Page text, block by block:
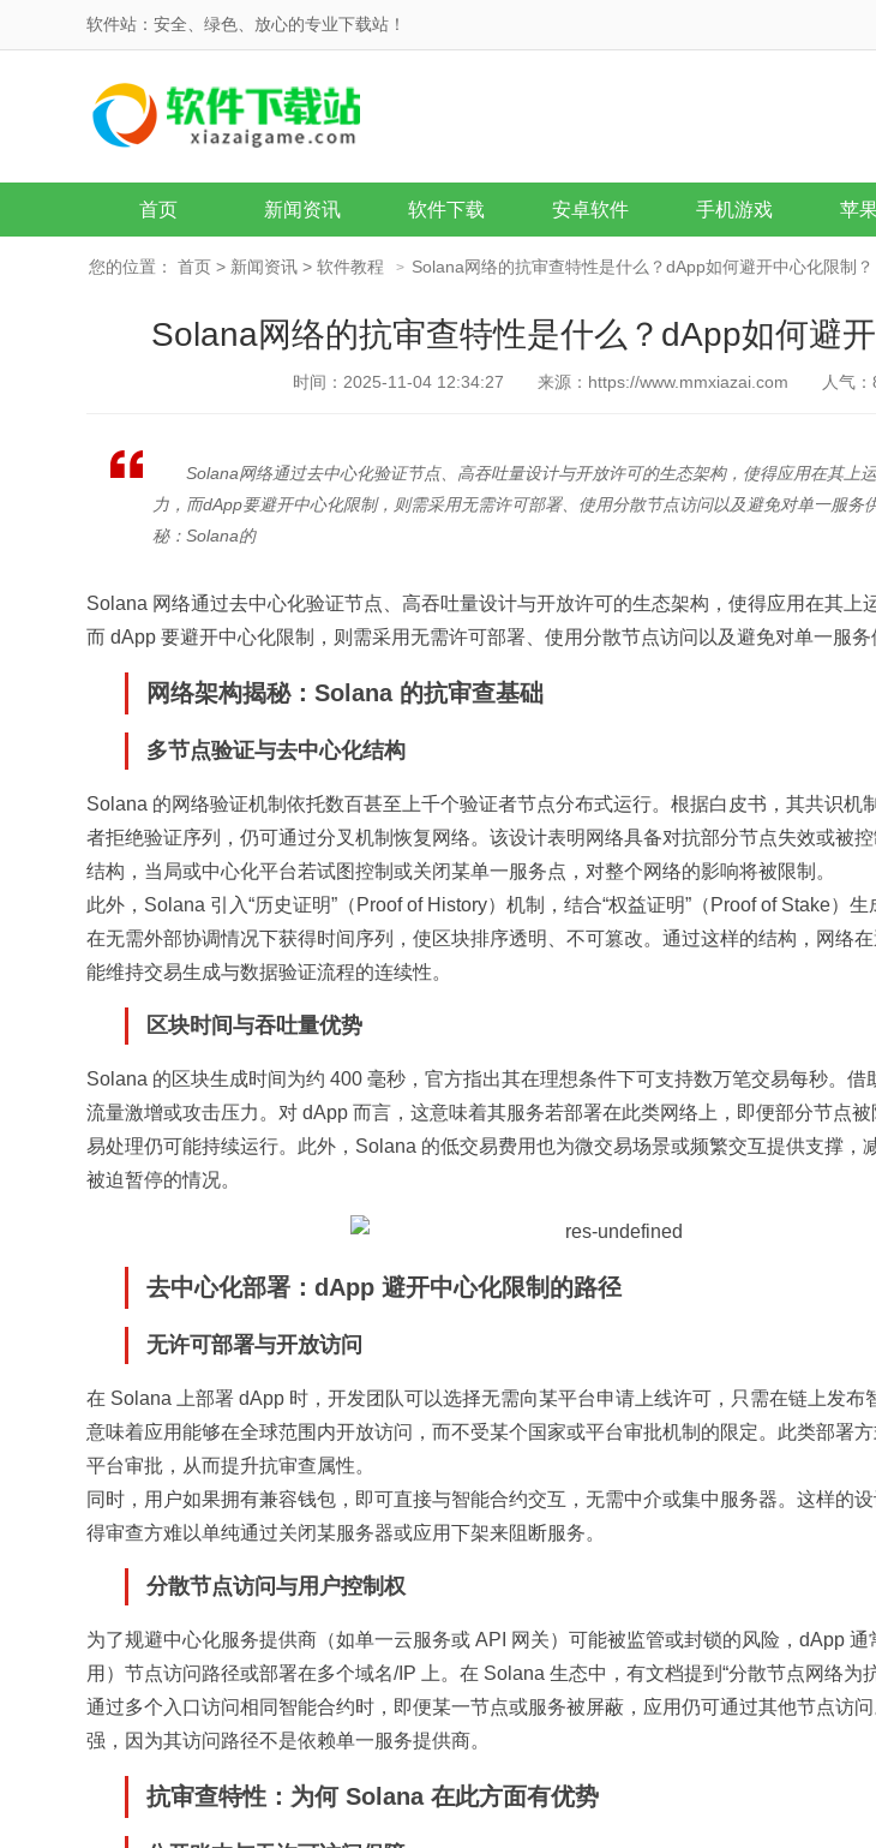
软件站：安全、绿色、放心的专业下载站！
首页 新闻资讯 软件下载 安卓软件 手机游戏 苹
您的位置： 首页 > 新闻资讯 > 软件教程 > Solana网络的抗审查特性是什么？dApp如何避开中心化限制？
Solana网络的抗审查特性是什么？dApp如何避
时间：2025-11-04 12:34:27 来源：https://www.mmxiazai.com 人气：
Solana网络通过去中心化验证节点、高吞吐量设计与开放许可的生态架构，使得应用在其上
力，而dApp要避开中心化限制，则需采用无需许可部署、使用分散节点访问以及避免对单一服务
秘：Solana的
Solana 网络通过去中心化验证节点、高吞吐量设计与开放许可的生态架构，使得应用在其上
而 dApp 要避开中心化限制，则需采用无需许可部署、使用分散节点访问以及避免对单一服务
网络架构揭秘：Solana 的抗审查基础
多节点验证与去中心化结构
Solana 的网络验证机制依托数百甚至上千个验证者节点分布式运行。根据白皮书，其共识机
者拒绝验证序列，仍可通过分叉机制恢复网络。该设计表明网络具备对抗部分节点失效或被
结构，当局或中心化平台若试图控制或关闭某单一服务点，对整个网络的影响将被限制。
此外，Solana 引入“历史证明”（Proof of History）机制，结合“权益证明”（Proof of Stake）
在无需外部协调情况下获得时间序列，使区块排序透明、不可篡改。通过这样的结构，网络
能维持交易生成与数据验证流程的连续性。
区块时间与吞吐量优势
Solana 的区块生成时间为约 400 毫秒，官方指出其在理想条件下可支持数万笔交易每秒。
流量激增或攻击压力。对 dApp 而言，这意味着其服务若部署在此类网络上，即便部分节点
易处理仍可能持续运行。此外，Solana 的低交易费用也为微交易场景或频繁交互提供支撑，
被迫暂停的情况。
去中心化部署：dApp 避开中心化限制的路径
无许可部署与开放访问
在 Solana 上部署 dApp 时，开发团队可以选择无需向某平台申请上线许可，只需在链上发布
意味着应用能够在全球范围内开放访问，而不受某个国家或平台审批机制的限定。此类部署
平台审批，从而提升抗审查属性。
同时，用户如果拥有兼容钱包，即可直接与智能合约交互，无需中介或集中服务器。这样的
得审查方难以单纯通过关闭某服务器或应用下架来阻断服务。
分散节点访问与用户控制权
为了规避中心化服务提供商（如单一云服务或 API 网关）可能被监管或封锁的风险，dApp
用）节点访问路径或部署在多个域名/IP 上。在 Solana 生态中，有文档提到“分散节点网络为
通过多个入口访问相同智能合约时，即便某一节点或服务被屏蔽，应用仍可通过其他节点访
强，因为其访问路径不是依赖单一服务提供商。
抗审查特性：为何 Solana 在此方面有优势